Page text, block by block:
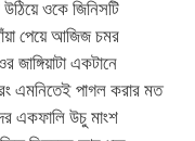
ওকে জিনিসটি
পেয়ে আজিজ চমর
একটানে
এমনিতেই পাগল করার মত
একফালি উচু মাংশ